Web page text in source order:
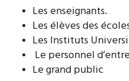
Les enseignants.
Les élèves des
Les Instituts
Le personnel
Le grand public